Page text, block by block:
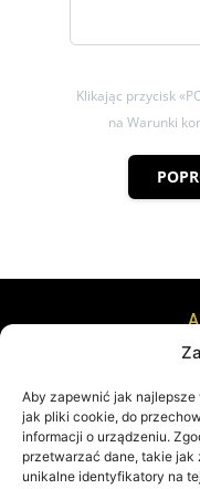
Aby zapewnić jak
jak pliki cookie, do
informacji o urządzeniu.
przetwarzać dane, takie
unikalne identyfikatory na
Klikając przycisk
na Warunki
ul.
ul. Staszica